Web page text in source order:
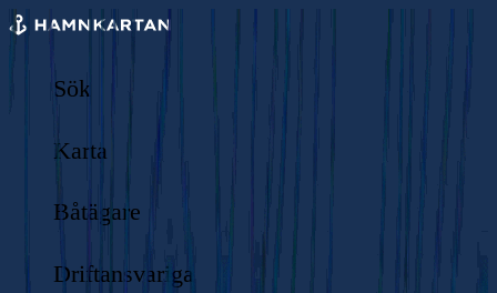
Sök
Karta
Båtägare
Driftansvariga